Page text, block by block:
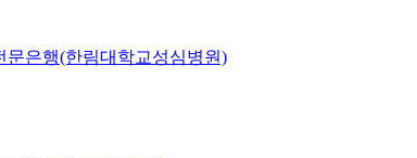
문은행(한림대학교성심병원)